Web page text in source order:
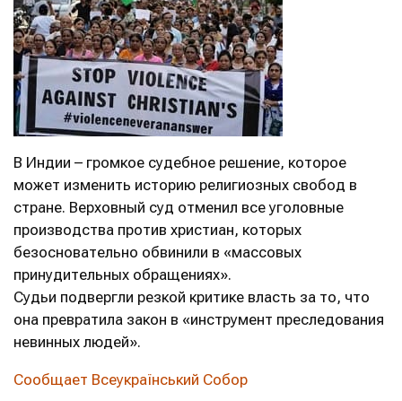
В Индии – громкое судебное решение, которое
может изменить историю религиозных свобод в
стране. Верховный суд отменил все уголовные
производства против христиан, которых
безосновательно обвинили в «массовых
принудительных обращениях».
Судьи подвергли резкой критике власть за то, что
она превратила закон в «инструмент преследования
невинных людей».
Сообщает Всеукраїнський Собор